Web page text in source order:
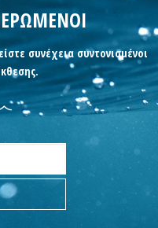
συνέχεια συντονισμένοι